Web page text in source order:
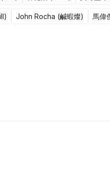
John Rocha (鹹蝦燦) 馬偉